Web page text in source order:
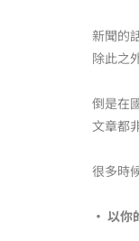
新聞的
除此之
倒是在
文章都
很多時
‧ 以你